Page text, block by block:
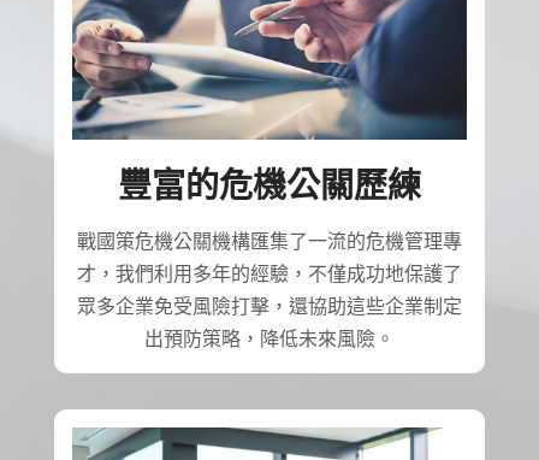
豐富的危機公關歷練
戰國策危機公關機構匯集了一流的危機管理專
才，我們利用多年的經驗，不僅成功地保護了
眾多企業免受風險打擊，還協助這些企業制定
出預防策略，降低未來風險。